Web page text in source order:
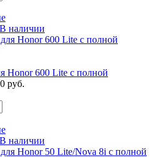
В наличии
Honor 600 Lite с полной
руб.
В наличии